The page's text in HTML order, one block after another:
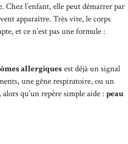
Chez l’enfant, elle peut démarrer par
apparaître. Très vite, le corps
et ce n’est pas une formule :
allergiques est déjà un signal
une gêne respiratoire, ou un
qu’un repère simple aide : peau